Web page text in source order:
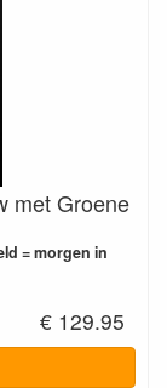
met Groene
= morgen in
€ 129.95